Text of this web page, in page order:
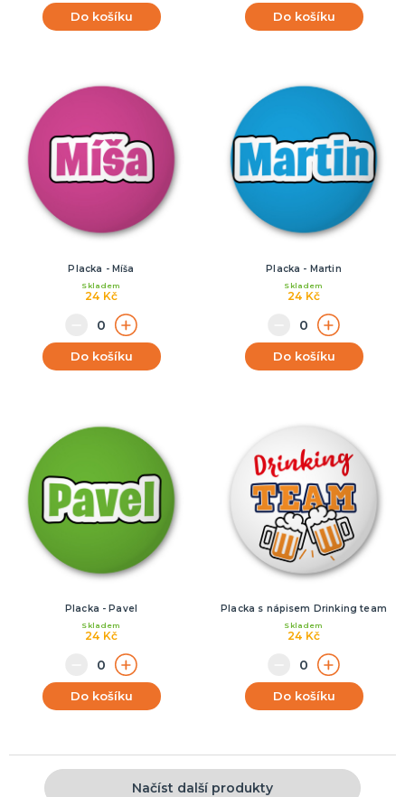
Do košíku Do košíku
Placka - Míša
24 Kč
Skladem
Do košíku
Placka - Martin
24 Kč
Skladem
Do košíku
Placka - Pavel
24 Kč
Skladem
Do košíku
Placka s nápisem Drinking team
24 Kč
Skladem
Do košíku
Načíst další produkty